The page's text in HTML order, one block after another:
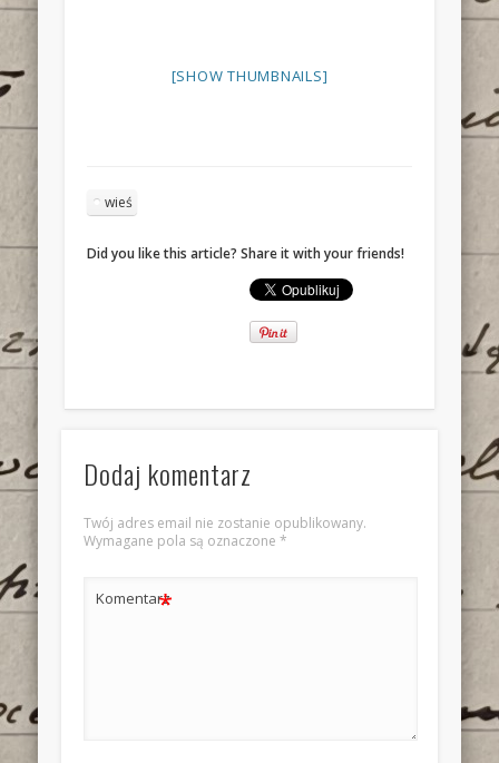
[SHOW THUMBNAILS]
wieś
Did you like this article? Share it with your friends!
Dodaj komentarz
Twój adres email nie zostanie opublikowany.
Wymagane pola są oznaczone *
Komentarz
*